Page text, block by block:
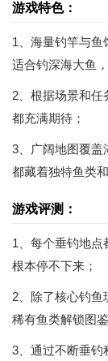
游戏特色：
1、海量钓竿与
适合钓深海大鱼
2、根据场景和
都充满期待；
3、广阔地图覆盖
都藏着独特鱼类和
游戏评测：
1、每个垂钓地点
根本停不下来；
2、除了核心钓
稀有鱼类解锁图
3、通过不断垂钓